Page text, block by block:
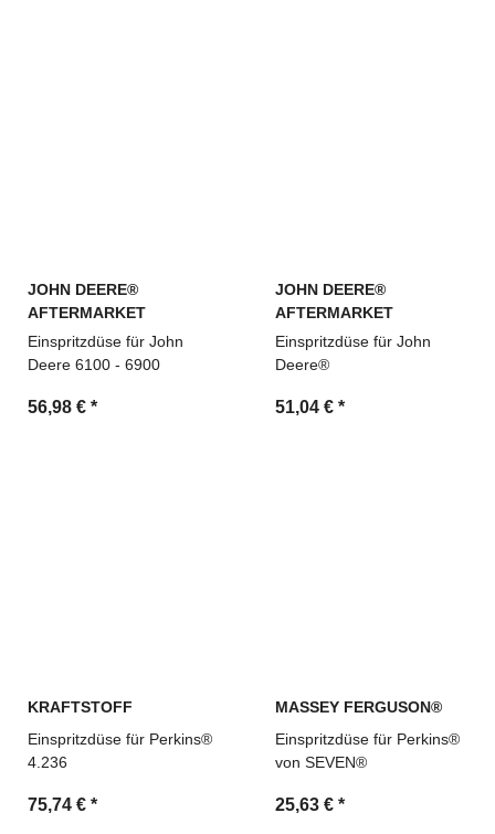
JOHN DEERE®
AFTERMARKET
Einspritzdüse für John
Deere 6100 - 6900
56,98 € *
JOHN DEERE®
AFTERMARKET
Einspritzdüse für John
Deere®
51,04 € *
KRAFTSTOFF
Einspritzdüse für Perkins®
4.236
75,74 € *
MASSEY FERGUSON®
Einspritzdüse für Perkins®
von SEVEN®
25,63 € *